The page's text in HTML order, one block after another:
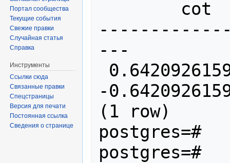
---
-
(1 row)
postgres=#
postgres=#
Портал сообщества
Текущие события
Свежие правки
Случайная статья
Справка
Инструменты
Ссылки сюда
Связанные правки
Спецстраницы
Версия для печати
Постоянная ссылка
Сведения о странице